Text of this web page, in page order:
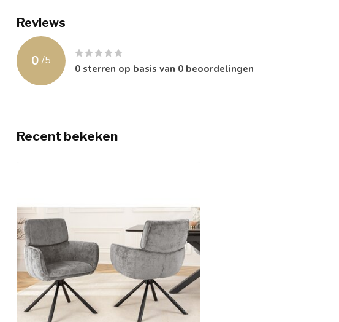
Reviews
0 /5
0sterren op basis van 0 beoordelingen
Recent bekeken